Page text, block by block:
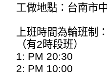
工做地點：台南市
上班時間為輪班制
（有2時段班）
1: PM 20:30
2: PM 10:00